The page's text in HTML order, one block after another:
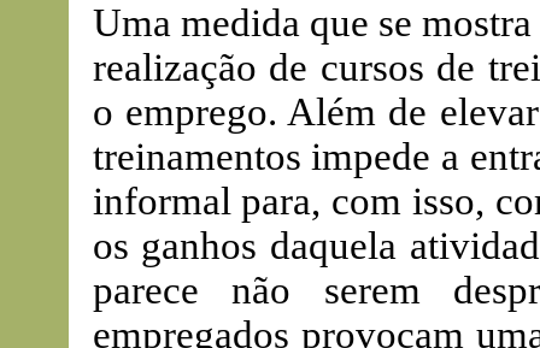
Uma medida que se
realização de cursos de
o emprego. Além de
treinamentos impede a
informal para, com isso,
os ganhos daquela
parece não serem
empregados provocam